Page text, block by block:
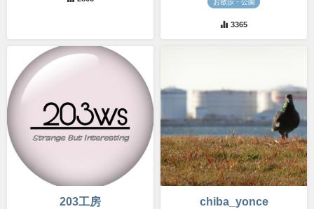
お散歩・公園
3365
203工房 chiba_yonce